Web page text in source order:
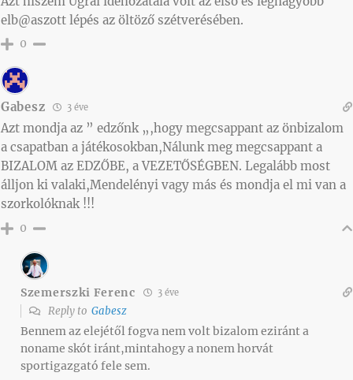
elb@aszott lépés az öltöző szétverésében.
0
Gabesz 3 éve
Azt mondja az ” edzőnk „,hogy megcsappant az önbizalom
a csapatban a játékosokban,Nálunk meg megcsappant a
BIZALOM az EDZŐBE, a VEZETŐSÉGBEN. Legalább most
álljon ki valaki,Mendelényi vagy más és mondja el mi van a
szorkolóknak !!!
0
Szemerszki Ferenc 3 éve
Reply to Gabesz
Bennem az elejétől fogva nem volt bizalom eziránt a
noname skót iránt,mintahogy a nonem horvát
sportigazgató fele sem.